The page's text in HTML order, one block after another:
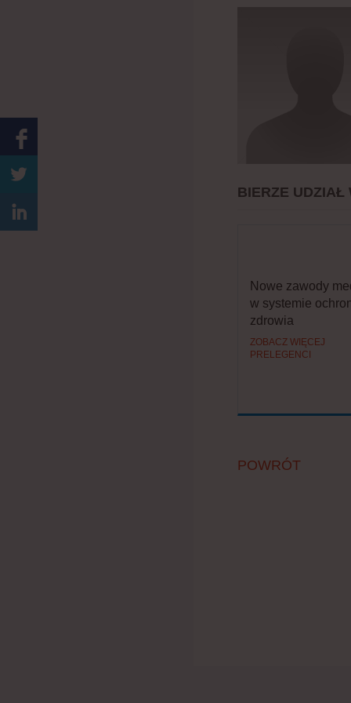
BIERZE UDZIAŁ
Nowe zawody
w systemie
zdrowia
ZOBACZ WIĘCEJ
PRELEGENCI
POWRÓT